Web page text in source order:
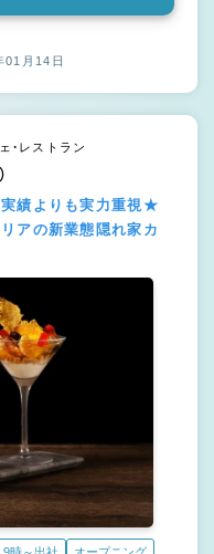
01月14日
・レストラン
実績よりも実力重視★
アの新業態隠れ家カ